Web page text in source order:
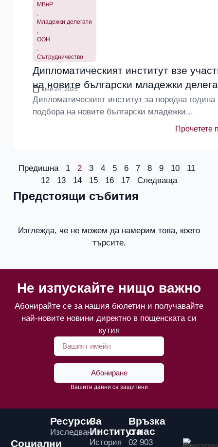
МВнР
,
Младежки делегати
,
ООН
,
Сътрудничество
Дипломатическият институт взе
на новите български младежки
юни 24, 2026
Дипломатическият институт за поредна
подбора на новите български младежки...
Прочетете
Предишна 1 2 3 4 5 6 7 8 9 10
11
12
13 14 15 16 17 Следваща
Предстоящи събития
Изглежда, че не можем да намерим това, което
търсите.
Не изпускайте нищо важно
Абонирайте се за нашия бюлетин и получавайте
най-новите новини директно в пощенската си
кутия
Абониране
Вашите данни са защитени
За
Института
История
Ресурси
Изследвания
и
Връзка
с нас
02 903
Социални